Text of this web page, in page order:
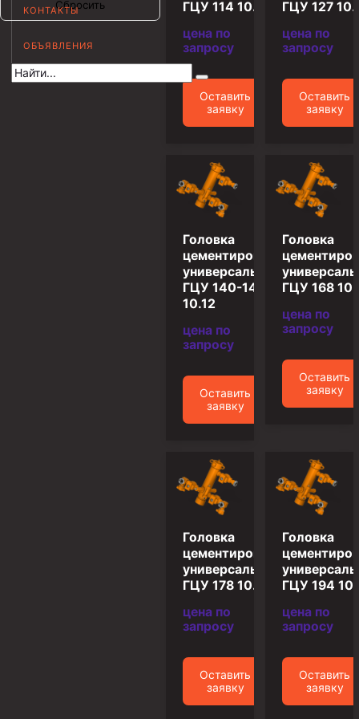
КОНТАКТЫ
ОБЪЯВЛЕНИЯ
Муфта НКВ 73
Муфта НКВ 60
Муфта НКТ 60
Обсадные трубы и муфты к ним
Сбросить
ГЦУ 114 10.12
цена по
запросу
Оставить
заявку
ГЦУ 127
цена по
запросу
Оставить
заявку
Головка
цементировочная
универсальная
ГЦУ 140-146
10.12
цена по
запросу
Оставить
заявку
Головка
ГЦУ 168
цена по
запросу
Оставить
заявку
Головка
цементировочная
универсальная
ГЦУ 178 10.12
цена по
запросу
Оставить
заявку
Головка
ГЦУ 194
цена по
запросу
Оставить
заявку